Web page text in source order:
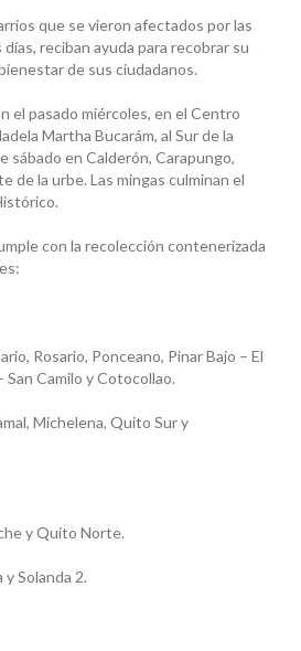
que se vieron afectados por las
reciban ayuda para recobrar su
de sus ciudadanos.
el pasado miércoles, en el Centro
Martha Bucarám, al Sur de la
sábado en Calderón, Carapungo,
de la urbe. Las mingas culminan el
con la recolección contenerizada
Rosario, Ponceano, Pinar Bajo – El
Camilo y Cotocollao.
Michelena, Quito Sur y
y Quito Norte.
Solanda 2.